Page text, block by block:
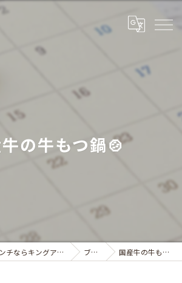
の牛もつ鍋🍲
神奈川県登戸のランチならキングアンドジェシー ブログ 国産牛の牛もつ鍋🍲